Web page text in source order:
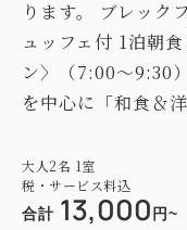
ります。 ブレック
ュッフェ付 1泊朝
ン〉（7:00～9:30
を中心に「和食＆
大人2名 1室
税・サービス料込
合計 13,000 円~